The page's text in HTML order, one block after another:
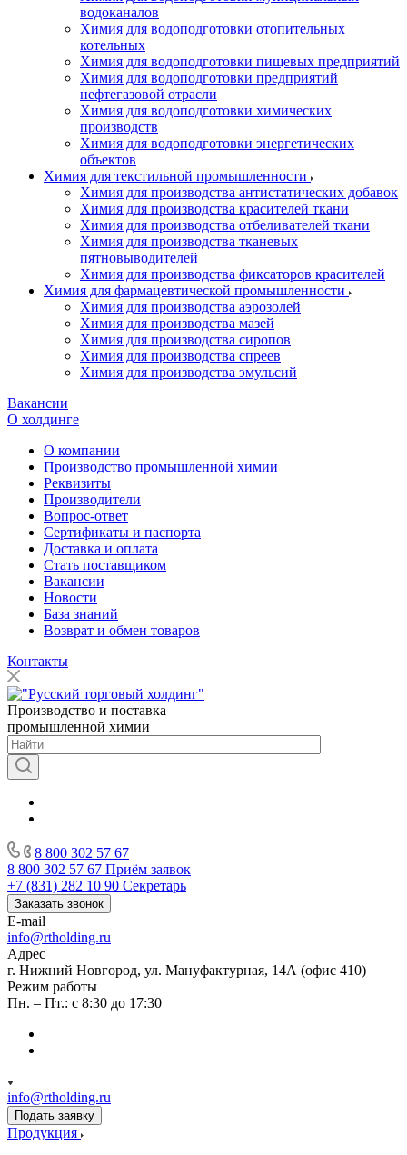
водоканалов
Химия для водоподготовки отопительных
котельных
Химия для водоподготовки пищевых предприятий
Химия для водоподготовки предприятий
нефтегазовой отрасли
Химия для водоподготовки химических
производств
Химия для водоподготовки энергетических
объектов
Химия для текстильной промышленности
Химия для производства антистатических добавок
Химия для производства красителей ткани
Химия для производства отбеливателей ткани
Химия для производства тканевых
пятновыводителей
Химия для производства фиксаторов красителей
Химия для фармацевтической промышленности
Химия для производства аэрозолей
Химия для производства мазей
Химия для производства сиропов
Химия для производства спреев
Химия для производства эмульсий
Вакансии
О холдинге
О компании
Производство промышленной химии
Реквизиты
Производители
Вопрос-ответ
Сертификаты и паспорта
Доставка и оплата
Стать поставщиком
Вакансии
Новости
База знаний
Возврат и обмен товаров
Контакты
Производство и поставка
промышленной химии
8 800 302 57 67
8 800 302 57 67 Приём заявок
+7 (831) 282 10 90 Секретарь
Заказать звонок
E-mail
info@rtholding.ru
Адрес
г. Нижний Новгород, ул. Мануфактурная, 14А (офис 410)
Режим работы
Пн. – Пт.: с 8:30 до 17:30
info@rtholding.ru
Подать заявку
Продукция